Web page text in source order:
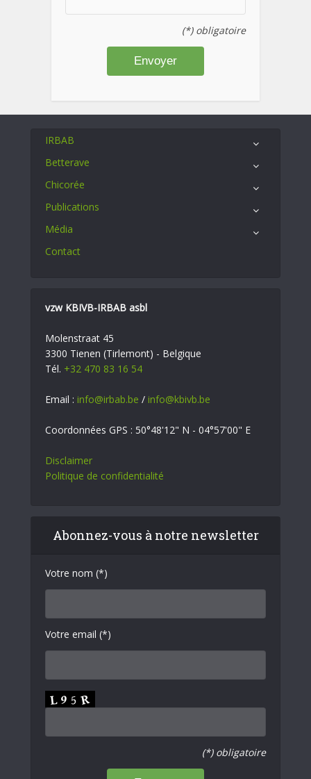
(*) obligatoire
IRBAB
Betterave
Chicorée
Publications
Média
Contact
vzw KBIVB-IRBAB asbl
Molenstraat 45
3300 Tienen (Tirlemont) - Belgique
Tél. +32 470 83 16 54
Email : info@irbab.be / info@kbivb.be
Coordonnées GPS : 50°48'12" N - 04°57'00" E
Disclaimer
Politique de confidentialité
Abonnez-vous à notre newsletter
Votre nom (*)
Votre email (*)
(*) obligatoire